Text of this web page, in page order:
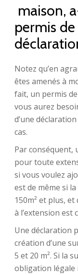
maison,
permis
Notez qu’en
êtes amenés à
fait, un permis
vous aurez
d’une
cas.
Par conséquent,
pour toute
si vous voulez
est de même si
150m² et plus,
à l’extension est
Une déclaration
création d’une
5 et 20 m². Si la
obligation légale